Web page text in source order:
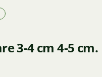
3-4 cm 4-5 cm.